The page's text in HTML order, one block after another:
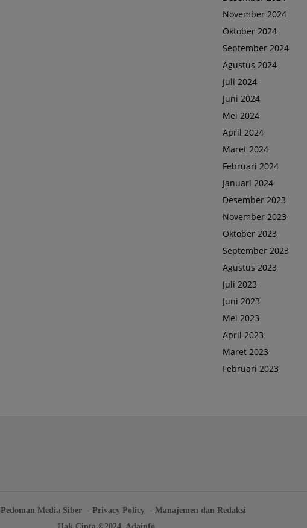
November 2024
Oktober 2024
September 2024
Agustus 2024
Juli 2024
Juni 2024
Mei 2024
April 2024
Maret 2024
Februari 2024
Januari 2024
Desember 2023
November 2023
Oktober 2023
September 2023
Agustus 2023
Juli 2023
Juni 2023
Mei 2023
April 2023
Maret 2023
Februari 2023
Pedoman Media Siber Privacy Policy
Manajemen dan Redaksi